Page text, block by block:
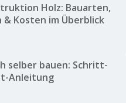
Holz: Bauarten,
& Kosten im Überblick
selber bauen: Schritt-
Anleitung